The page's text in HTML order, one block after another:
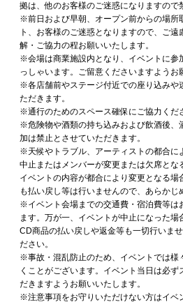
拠は、他のお客様のご迷惑になりますので
※前日および早朝、オープン前からの場所
ト、お客様のご迷惑となりますので、ご
解・ご協力の程お願いいたします。
※会場は商業施設内となり、イベントに参
っしゃいます。ご留意くださいますようお
※各店舗前やステージ付近での座り込みや
ただきます。
※通行のためのスペース確保にご協力くだ
※危険物や酒類の持ち込みおよび飲酒後、
加は禁止とさせていただきます。
※天候やトラブル、アーティストの都合に
中止またはメンバーが変更または欠席とな
イベントの内容が都合により変更となる
も払い戻し等は行いませんので、あらかじ
※イベント会場までの交通費・宿泊費等は
ます。万が一、イベントが中止になった場
CD商品の払い戻しや返金等も一切行いま
ださい。
※事故・混乱防止のため、イベントでは様
くことがございます。イベント当日は必
だきますようお願いいたします。
※注意事項をお守りいただけない方はイベ